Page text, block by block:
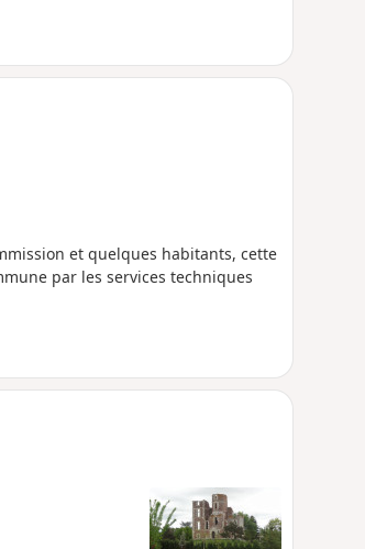
et quelques habitants, cette
par les services techniques